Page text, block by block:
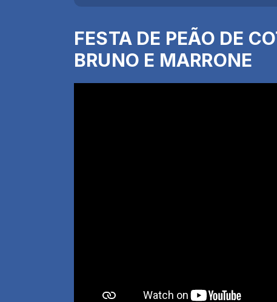
FESTA DE PEÃO DE
BRUNO E MARRONE